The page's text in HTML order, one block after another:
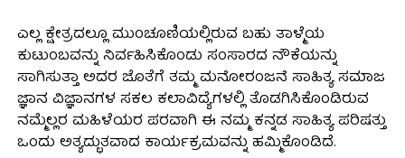
ಎಲ್ಲ ಕ್ಷೇತ್ರದಲ್ಲೂ ಮುಂಚೂಣಿಯಲ್ಲಿರುವ ಬಹು ತಾಳ್ಮೆಯ
ಕುಟುಂಬವನ್ನು ನಿರ್ವಹಿಸಿಕೊಂಡು ಸಂಸಾರದ ನೌಕೆಯನ್ನು
ಸಾಗಿಸುತ್ತಾ ಅದರ ಜೊತೆಗೆ ತಮ್ಮ ಮನೋರಂಜನೆ ಸಾಹಿತ್ಯ ಸಮಾಜ
ಜ್ಞಾನ ವಿಜ್ಞಾನಗಳ ಸಕಲ ಕಲಾವಿದ್ಯೆಗಳಲ್ಲಿ ತೊಡಗಿಸಿಕೊಂಡಿರುವ
ನಮ್ಮೆಲ್ಲರ ಮಹಿಳೆಯರ ಪರವಾಗಿ ಈ ನಮ್ಮ ಕನ್ನಡ ಸಾಹಿತ್ಯ ಪರಿಷತ್ತು
ಒಂದು ಅತ್ಯದ್ಭುತವಾದ ಕಾರ್ಯಕ್ರಮವನ್ನು ಹಮ್ಮಿಕೊಂಡಿದೆ.